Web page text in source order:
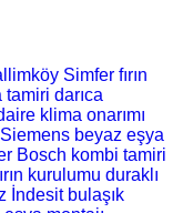
Simfer fırın
tamiri darıca
klima onarımı
beyaz eşya
Bosch kombi tamiri
kurulumu duraklı
İndesit bulaşık